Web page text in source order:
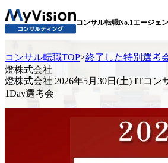
コンサル転職No.1エージェ
コンサル転職TOP>終了した特別選考
燈株式会社
燈株式会社 2026年5月30日(土) ITコン
1Day選考会